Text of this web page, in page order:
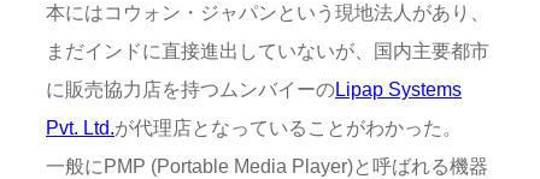
本にはコウォン・ジャパンという現地法人があり、
まだインドに直接進出していないが、国内主要都市
に販売協力店を持つムンバイーのLipap Systems
Pvt. Ltd.が代理店となっていることがわかった。
一般にPMP (Portable Media Player)と呼ばれる機器